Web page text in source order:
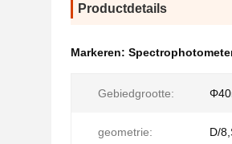
Productdetails
Markeren:
Gebiedgrootte:
geometrie: D/